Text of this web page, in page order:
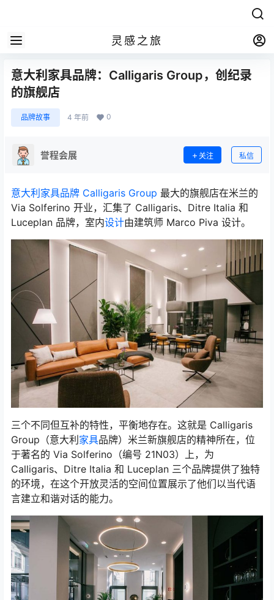
灵感之旅
意大利家具品牌：Calligaris Group，创纪录
的旗舰店
品牌故事 4 年前 0
誉程会展 关注 私信
意大利家具品牌 Calligaris Group 最大的旗舰店在米兰的
Via Solferino 开业，汇集了 Calligaris、Ditre Italia 和
Luceplan 品牌，室内设计由建筑师 Marco Piva 设计。
三个不同但互补的特性，平衡地存在。这就是 Calligaris
Group（意大利家具品牌）米兰新旗舰店的精神所在，位
于著名的 Via Solferino（编号 21N03）上，为
Calligaris、Ditre Italia 和 Luceplan 三个品牌提供了独特
的环境，在这个开放灵活的空间位置展示了他们以当代语
言建立和谐对话的能力。